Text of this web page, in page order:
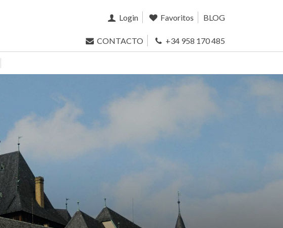
Login Favoritos BLOG
CONTACTO +34 958 170 485